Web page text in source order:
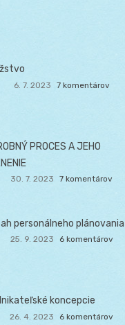
6. 7. 2023 7 komentárov
PROCES A JEHO
30. 7. 2023 7 komentárov
personálneho plánovania
25. 9. 2023 6 komentárov
koncepcie
26. 4. 2023 6 komentárov